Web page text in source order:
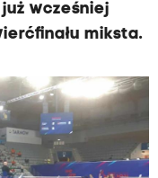
wcześniej
miksta.